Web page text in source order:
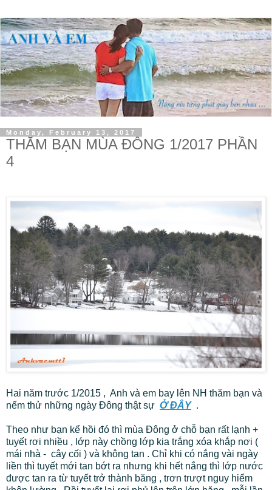
Monday, February 13, 2017
THĂM BẠN MÙA ĐÔNG 1/2017 PHẦN
4
Hai năm trước 1/2015 , Anh và em bay lên NH thăm bạn và
nếm thử những ngày Đông thật sự Ở ĐÂY .
Theo như bạn kể hồi đó thì mùa Đông ở chỗ bạn rất lạnh +
tuyết rơi nhiều , lớp này chồng lớp kia trắng xóa khắp nơi (
mái nhà - cây cối ) và không tan . Chỉ khi có nắng vài ngày
liền thì tuyết mới tan bớt ra nhưng khi hết nắng thì lớp nước
được tan ra từ tuyết trở thành băng , trơn trượt nguy hiểm